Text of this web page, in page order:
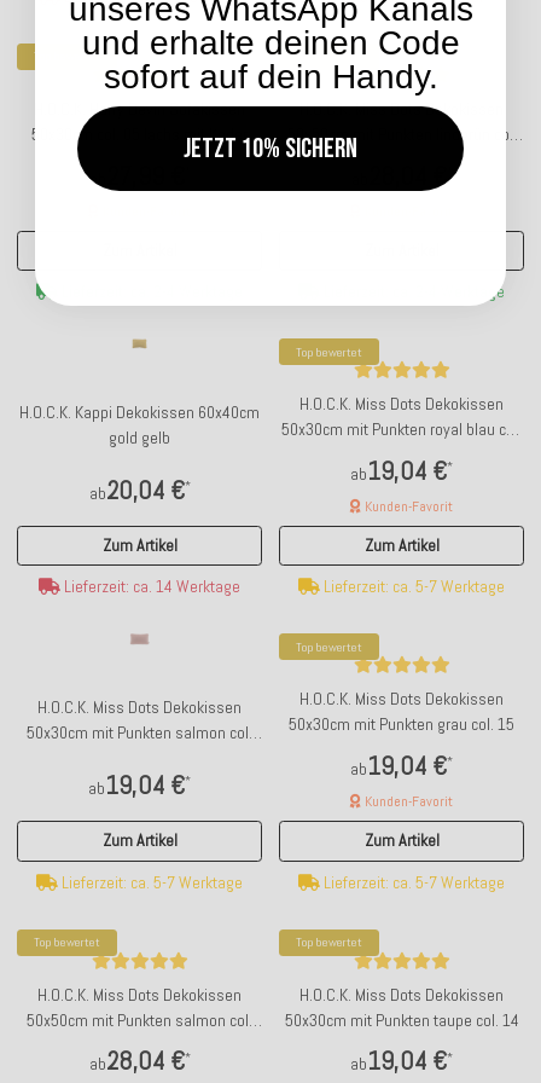
Top bewertet
H.O.C.K. Harry Devin Sofakissen
50x30cm col. 05 lachs mit Keder
ab
Top bewertet
H.O.C.K. Miss Dots Dekokissen
50x50cm mit Punkten lindgrün col.
28,04 €
Lieferzeit: ca. 2-4 Werktage
H.O.C.K. Kappi Dekokissen 60x40cm
gold gelb
ab20,04 €*
Zum Artikel
Lieferzeit: ca. 14 Werktage
Top bewertet
H.O.C.K. Miss Dots Dekokissen
50x30cm mit Punkten royal blau col.
ab19,04 €*
Kunden-Favorit
Zum Artikel
Lieferzeit: ca. 5-7 Werktage
H.O.C.K. Miss Dots Dekokissen
50x30cm mit Punkten salmon col.
ab19,04 €*
Zum Artikel
Lieferzeit: ca. 5-7 Werktage
Top bewertet
H.O.C.K. Miss Dots Dekokissen
50x30cm mit Punkten grau col. 15
ab19,04 €*
Kunden-Favorit
Zum Artikel
Lieferzeit: ca. 5-7 Werktage
Top bewertet
H.O.C.K. Miss Dots Dekokissen
50x50cm mit Punkten salmon col.
02
ab28,04 €*
Top bewertet
H.O.C.K. Miss Dots Dekokissen
50x30cm mit Punkten taupe col. 14
ab19,04 €*
unseres WhatsApp Kanals
und erhalte deinen Code
sofort auf dein Handy.
Jetzt 10% sichern